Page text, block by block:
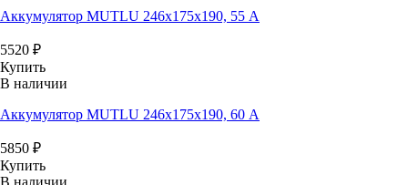
Аккумулятор MUTLU 246x175x190, 55 А
5520 ₽
Купить
В наличии
Аккумулятор MUTLU 246x175x190, 60 А
5850 ₽
Купить
В наличии